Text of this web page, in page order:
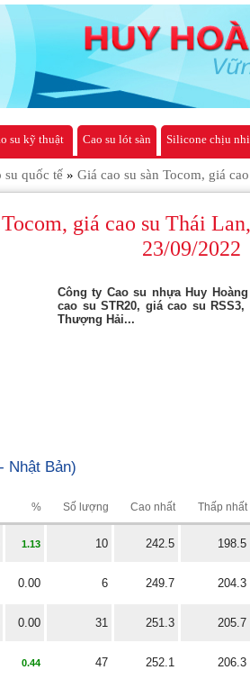
su kỹ thuật Cao su lót sàn Silicone chịu
su quốc tế » Giá cao su sàn Tocom, giá
Tocom, giá cao su Thái
23/09/2022
Công ty Cao su nhựa Huy
cao su STR20, giá cao su
Thượng Hải...
Nhật Bản)
% Số lượng Cao nhất Thấp nhất
1.13 10 242.5 198.5
0.00 6 249.7 204.3
0.00 31 251.3 205.7
0.44 47 252.1 206.3